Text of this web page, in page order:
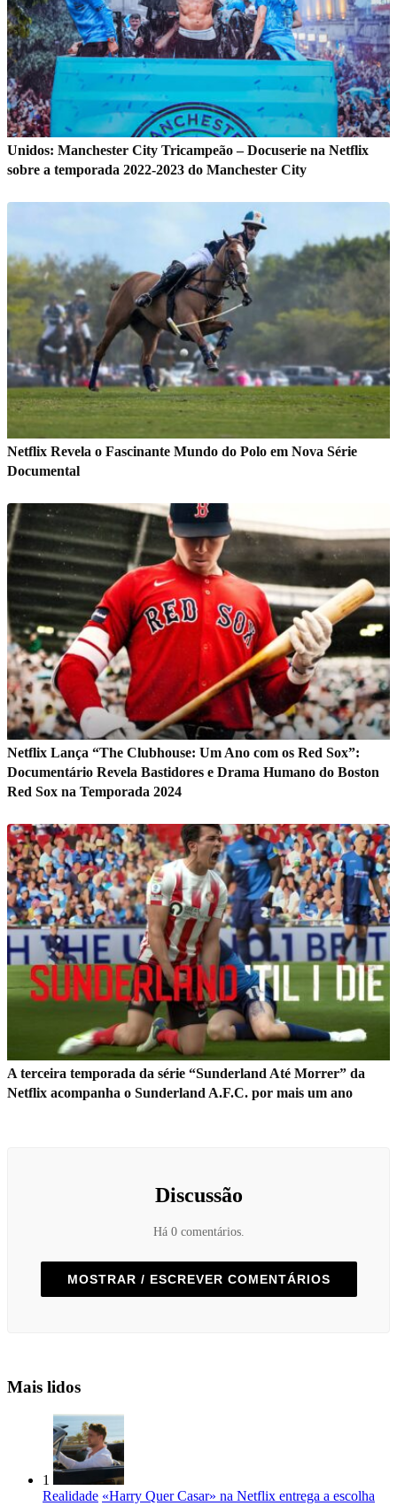
Unidos: Manchester City Tricampeão – Docuserie na Netflix
sobre a temporada 2022-2023 do Manchester City
Netflix Revela o Fascinante Mundo do Polo em Nova Série
Documental
Netflix Lança “The Clubhouse: Um Ano com os Red Sox”:
Documentário Revela Bastidores e Drama Humano do Boston
Red Sox na Temporada 2024
A terceira temporada da série “Sunderland Até Morrer” da
Netflix acompanha o Sunderland A.F.C. por mais um ano
Discussão
Há 0 comentários.
MOSTRAR / ESCREVER COMENTÁRIOS
Mais lidos
1
Realidade «Harry Quer Casar» na Netflix entrega a escolha